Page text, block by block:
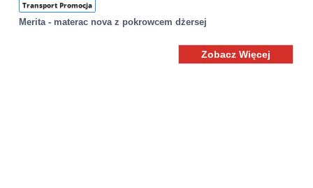
Transport Promocja
Merita - materac nova z pokrowcem dżersej
Zobacz Więcej